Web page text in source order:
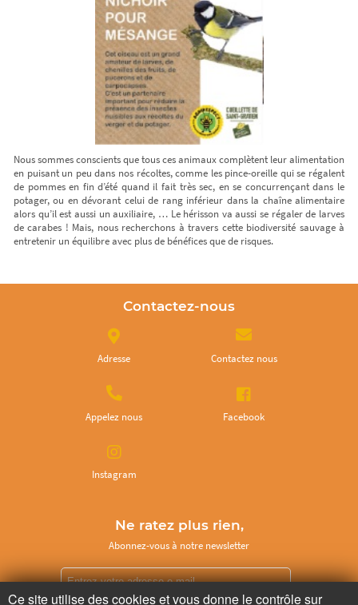
Nous sommes conscients que tous ces animaux complètent leur alimentation
en puisant un peu dans nos récoltes, comme les pince-oreille qui se régalent
de pommes en fin d’été quand il fait très sec, en se concurrençant dans le
potager, ou en dévorant celui de rang inférieur dans la chaîne alimentaire
alors qu’il est aussi un auxiliaire, … Le hérisson va aussi se régaler de larves
de carabes ! Mais, nous recherchons à travers cette biodiversité sauvage à
entretenir un équilibre avec plus de bénéfices que de risques.
Contactez-nous
Adresse Contactez nous
Appelez nous Facebook
Instagram
Ne ratez plus rien,
Abonnez-vous à notre newsletter
Ce site utilise des cookies et vous donne le contrôle sur